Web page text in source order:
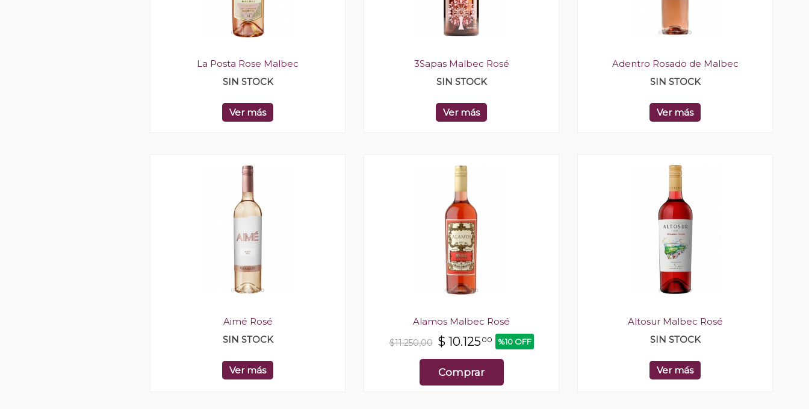
La Posta Rose Malbec
SIN STOCK
Ver más
3Sapas Malbec Rosé
SIN STOCK
Ver más
Adentro Rosado de Malbec
SIN STOCK
Ver más
Aimé Rosé
SIN STOCK
Ver más
Alamos Malbec Rosé
$11.250,00 $ 10.12500 %10 OFF
Comprar
Altosur Malbec Rosé
SIN STOCK
Ver más